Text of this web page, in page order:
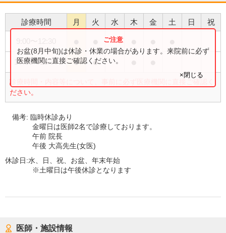
診療時間 月 火 水 木 金 土 日 祝
15:00〜18:30 ● ●
診療時間・内容等について、事前に必ず医療機関に直接ご確認く
ださい。
お盆(8月中旬)は休診・休業の場合があります。来院前に必ず
医療機関に直接ご確認ください。
×閉じる
備考:臨時休診あり
金曜日は医師2名で診療しております。
午前 院長
午後 大高先生(女医)
休診日:水、日、祝、お盆、年末年始
※土曜日は午後休診となります
医師・施設情報